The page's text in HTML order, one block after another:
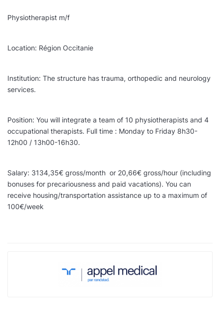
Physiotherapist m/f
Location: Région Occitanie
Institution: The structure has trauma, orthopedic and neurology
services.
Position: You will integrate a team of 10 physiotherapists and 4
occupational therapists. Full time : Monday to Friday 8h30-
12h00 / 13h00-16h30.
Salary: 3134,35€ gross/month or 20,66€ gross/hour (including
bonuses for precariousness and paid vacations). You can
receive housing/transportation assistance up to a maximum of
100€/week